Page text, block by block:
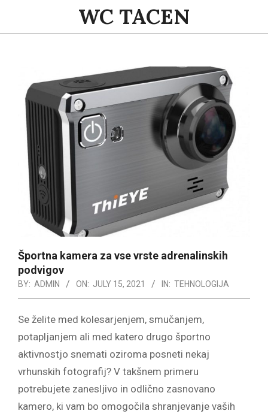
content
WC TACEN
Športna kamera za vse vrste adrenalinskih
podvigov
BY: ADMIN ON: JULY 15, 2021 IN: TEHNOLOGIJA
Se želite med kolesarjenjem, smučanjem,
potapljanjem ali med katero drugo športno
aktivnostjo snemati oziroma posneti nekaj
vrhunskih fotografij? V takšnem primeru
potrebujete zanesljivo in odlično zasnovano
kamero, ki vam bo omogočila shranjevanje vaših